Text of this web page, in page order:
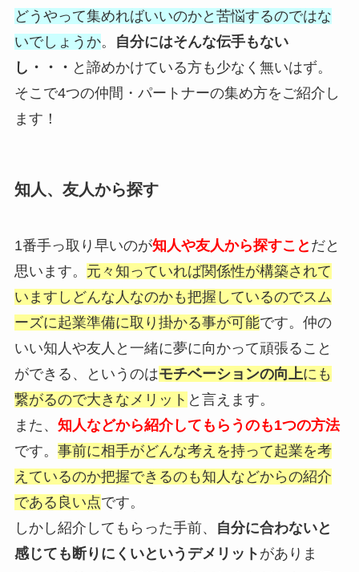
どうやって集めればいいのかと苦悩するのではな
いでしょうか。
自分にはそんな伝手もない
し・・・ と諦めかけている方も少なく無いはず。
そこで4つの仲間・パートナーの集め方をご紹介し
ます！
知人、友人から探す
1番手っ取り早いのが知人や友人から探すこと だと
思います。 元々知っていれば関係性が構築されて
いますしどんな人なのかも把握しているのでスム
ーズに起業準備に取り掛かる事が可能です。仲の
いい知人や友人と一緒に夢に向かって頑張ること
ができる、というのはモチベーションの向上にも
繋がるので大きなメリット と言えます。
また、 知人などから紹介してもらうのも1つの方法
です。 事前に相手がどんな考えを持って起業を考
えているのか把握できるのも知人などからの紹介
である良い点です。
しかし紹介してもらった手前、
自分に合わないと
感じても断りにくいというデメリット がありま